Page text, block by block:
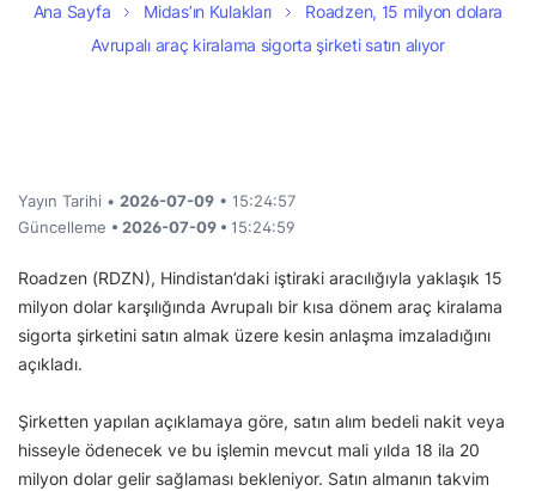
Ana Sayfa Midas’ın Kulakları
Roadzen, 15 milyon dolara
Avrupalı araç kiralama sigorta şirketi satın alıyor
Yayın Tarihi • 2026-07-09 • 15:24:57
Güncelleme • 2026-07-09 • 15:24:59
Roadzen (RDZN), Hindistan’daki iştiraki aracılığıyla yaklaşık 15
milyon dolar karşılığında Avrupalı bir kısa dönem araç kiralama
sigorta şirketini satın almak üzere kesin anlaşma imzaladığını
açıkladı.
Şirketten yapılan açıklamaya göre, satın alım bedeli nakit veya
hisseyle ödenecek ve bu işlemin mevcut mali yılda 18 ila 20
milyon dolar gelir sağlaması bekleniyor. Satın almanın takvim